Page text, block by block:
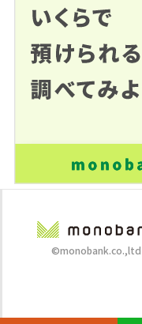
©monobank.co.,ltd